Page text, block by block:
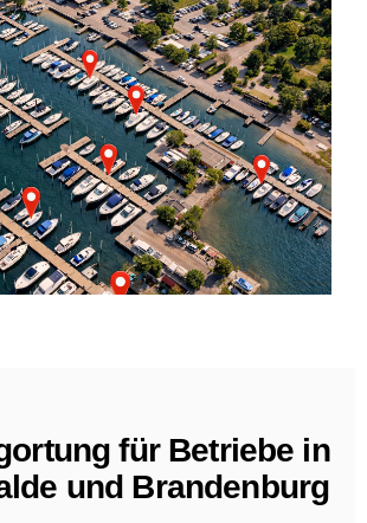
für Betriebe in
und Brandenburg